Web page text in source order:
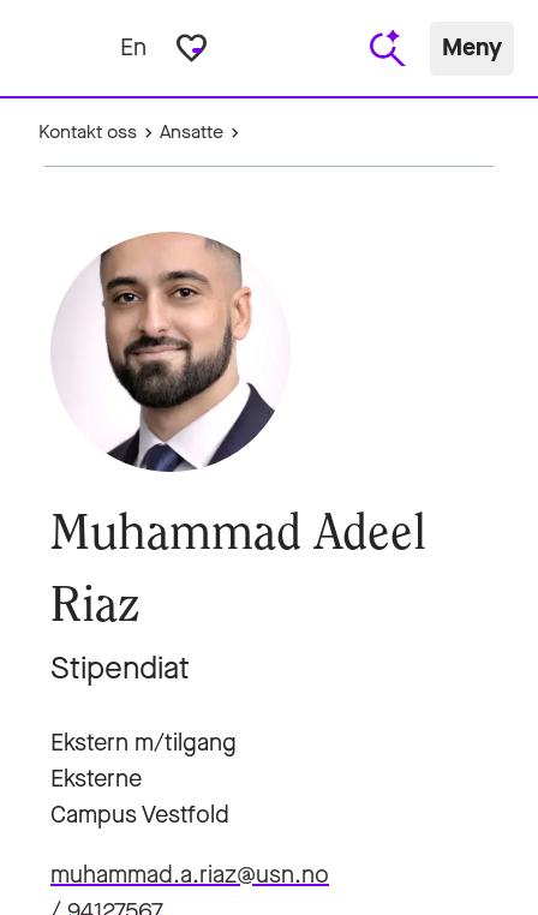
En favorite_border Meny
Kontakt oss Ansatte
Muhammad Adeel
Riaz
Stipendiat
Ekstern m/tilgang
Eksterne
Campus Vestfold
muhammad.a.riaz@usn.no